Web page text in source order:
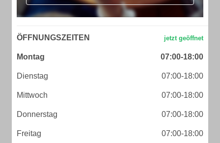
ÖFFNUNGSZEITEN
Montag 07:00-18:00
Dienstag 07:00-18:00
Mittwoch 07:00-18:00
Donnerstag 07:00-18:00
Freitag 07:00-18:00